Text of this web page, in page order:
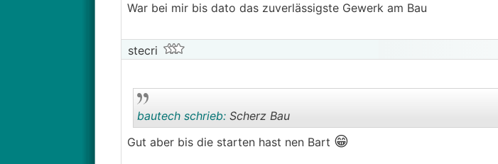
War bei mir bis dato das zuverlässigste Gewerk am Bau
stecri
bautech schrieb:Scherz Bau
Gut aber bis die starten hast nen Bart 😁